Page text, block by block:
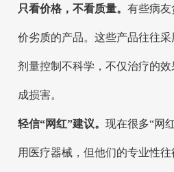
只看价格，不看质量。 有些病友
价劣质的产品。这些产品往往
剂量控制不科学，不仅治疗的
成损害。
轻信“网红”建议。 现在很多“网
用医疗器械，但他们的专业性